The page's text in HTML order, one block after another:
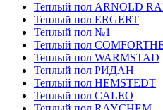
Теплый пол ARNOLD
Теплый пол ERGERT
Теплый пол №1
Теплый пол
Теплый пол WARMSTAD
Теплый пол РИДАН
Теплый пол HEMSTEDT
Теплый пол CALEO